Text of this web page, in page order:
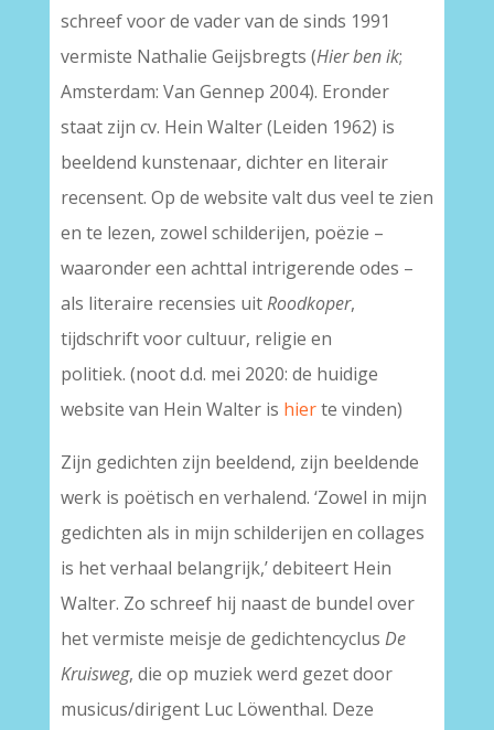
schreef voor de vader van de sinds 1991
vermiste Nathalie Geijsbregts (Hier ben ik;
Amsterdam: Van Gennep 2004). Eronder
staat zijn cv. Hein Walter (Leiden 1962) is
beeldend kunstenaar, dichter en literair
recensent. Op de website valt dus veel te zien
en te lezen, zowel schilderijen, poëzie –
waaronder een achttal intrigerende odes –
als literaire recensies uitRoodkoper,
tijdschrift voor cultuur, religie en
politiek. (noot d.d. mei 2020: de huidige
website van Hein Walter is hierte vinden)
Zijn gedichten zijn beeldend, zijn beeldende
werk is poëtisch en verhalend. ‘Zowel in mijn
gedichten als in mijn schilderijen en collages
is het verhaal belangrijk,’ debiteert Hein
Walter. Zo schreef hij naast de bundel over
het vermiste meisje de gedichtencyclus De
Kruisweg, die op muziek werd gezet door
musicus/dirigent Luc Löwenthal. Deze